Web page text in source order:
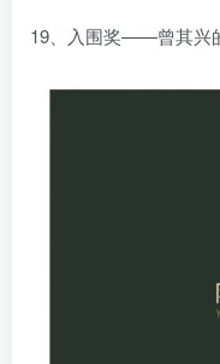
19、入围奖——曾其兴